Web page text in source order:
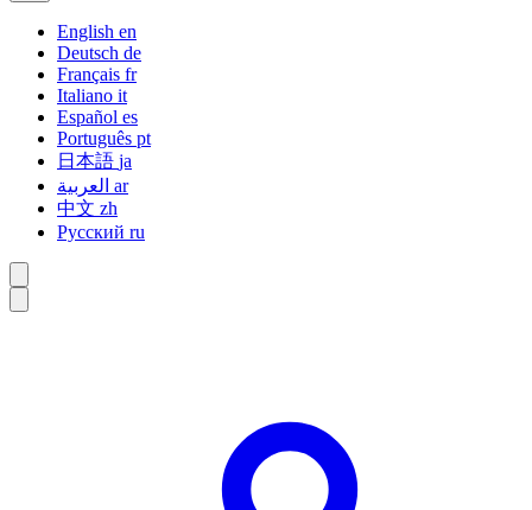
English en
Deutsch de
Français fr
Italiano it
Español es
Português pt
日本語 ja
ar
中文 zh
Русский ru